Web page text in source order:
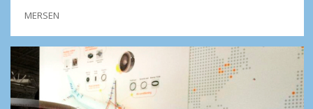
MERSEN